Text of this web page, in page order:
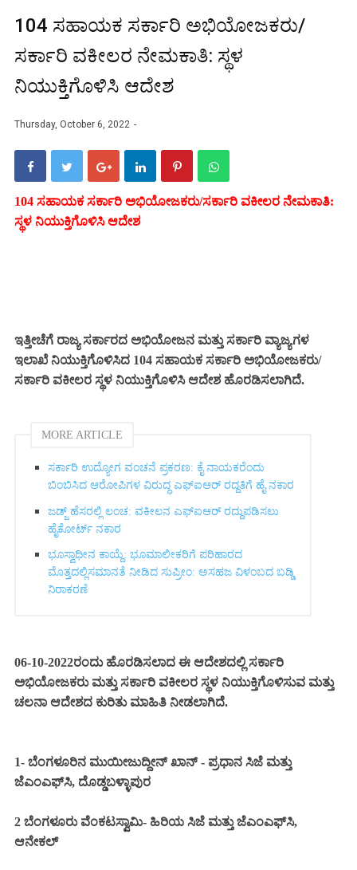
104 ಸಹಾಯಕ ಸರ್ಕಾರಿ ಅಭಿಯೋಜಕರು/
ಸರ್ಕಾರಿ ವಕೀಲರ ನೇಮಕಾತಿ: ಸ್ಥಳ
ನಿಯುಕ್ತಿಗೊಳಿಸಿ ಆದೇಶ
Thursday, October 6, 2022
104 ಸಹಾಯಕ ಸರ್ಕಾರಿ ಅಭಿಯೋಜಕರು/ಸರ್ಕಾರಿ ವಕೀಲರ ನೇಮಕಾತಿ:
ಸ್ಥಳ ನಿಯುಕ್ತಿಗೊಳಿಸಿ ಆದೇಶ
ಇತ್ತೀಚೆಗೆ ರಾಜ್ಯ ಸರ್ಕಾರದ ಅಭಿಯೋಜನ ಮತ್ತು ಸರ್ಕಾರಿ ವ್ಯಾಜ್ಯಗಳ
ಇಲಾಖೆ ನಿಯುಕ್ತಿಗೊಳಿಸಿದ 104 ಸಹಾಯಕ ಸರ್ಕಾರಿ ಅಭಿಯೋಜಕರು/
ಸರ್ಕಾರಿ ವಕೀಲರ ಸ್ಥಳ ನಿಯುಕ್ತಿಗೊಳಿಸಿ ಆದೇಶ ಹೊರಡಿಸಲಾಗಿದೆ.
MORE ARTICLE
ಸರ್ಕಾರಿ ಉದ್ಯೋಗ ವಂಚನೆ ಪ್ರಕರಣ: ಕೈ ನಾಯಕರೆಂದು
ಬಿಂಬಿಸಿದ ಆರೋಪಿಗಳ ವಿರುದ್ಧ ಎಫ್‌ಐಆರ್ ರದ್ದತಿಗೆ ಹೈ ನಕಾರ
ಜಡ್ಜ್ ಹೆಸರಲ್ಲಿ ಲಂಚ: ವಕೀಲನ ಎಫ್‌ಐಆರ್ ರದ್ದುಪಡಿಸಲು
ಹೈಕೋರ್ಟ್ ನಕಾರ
ಭೂಸ್ವಾಧೀನ ಕಾಯ್ದೆ: ಭೂಮಾಲೀಕರಿಗೆ ಪರಿಹಾರದ
ಮೊತ್ತದಲ್ಲಿಸಮಾನತೆ ನೀಡಿದ ಸುಪ್ರೀಂ: ಅಸಹಜ ವಿಳಂಬದ ಬಡ್ಡಿ
ನಿರಾಕರಣೆ
06-10-2022ರಂದು ಹೊರಡಿಸಲಾದ ಈ ಆದೇಶದಲ್ಲಿ ಸರ್ಕಾರಿ
ಅಭಿಯೋಜಕರು ಮತ್ತು ಸರ್ಕಾರಿ ವಕೀಲರ ಸ್ಥಳ ನಿಯುಕ್ತಿಗೊಳಿಸುವ ಮತ್ತು
ಚಲನಾ ಆದೇಶದ ಕುರಿತು ಮಾಹಿತಿ ನೀಡಲಾಗಿದೆ.
1- ಬೆಂಗಳೂರಿನ ಮುಯೀಜುದ್ದೀನ್ ಖಾನ್ - ಪ್ರಧಾನ ಸಿಜೆ ಮತ್ತು
ಜೆಎಂಎಫ್‌ಸಿ, ದೊಡ್ಡಬಳ್ಳಾಪುರ
2 ಬೆಂಗಳೂರು ವೆಂಕಟಸ್ವಾಮಿ- ಹಿರಿಯ ಸಿಜೆ ಮತ್ತು ಜೆಎಂಎಫ್‌ಸಿ,
ಆನೇಕಲ್